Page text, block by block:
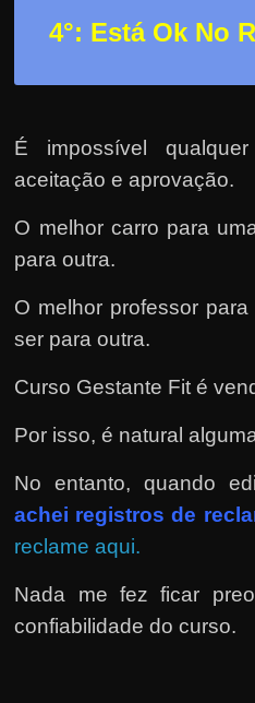
4°: Está Ok No
É impossível
aceitação e aprovação.
O melhor carro para
para outra.
O melhor professor
ser para outra.
Curso Gestante Fit é
Por isso, é natural
No entanto, quando
achei registros de
reclame aqui.
Nada me fez ficar
confiabilidade do curso.